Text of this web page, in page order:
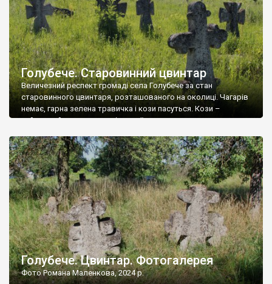
Голубече. Старовинний цвинтар
Величезний респект громаді села Голубече за стан
старовинного цвинтаря, розташованого на околиці. Чагарів
немає, гарна зелена травичка і кози пасуться. Кози –
найкращий регулятор шкідливої, для старих кладовищ,
бруньками, кози ті бруньки обгризають, бо то улюблений
делікатес. На цвинтарі у Голубечому ціла колекція
різноманітних форм хрестів. Село відносно невелике, […]
Голубече. Цвинтар. Фотогалерея
Фото Романа Маленкова, 2024 р.